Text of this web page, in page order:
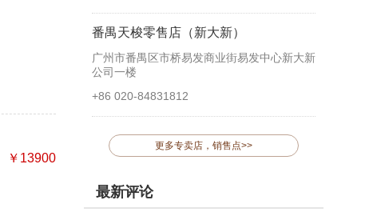
￥13900
番禺天梭零售店（新大新）
广州市番禺区市桥易发商业街易发中心新大新
公司一楼
+86 020-84831812
更多专卖店，销售点>>
最新评论